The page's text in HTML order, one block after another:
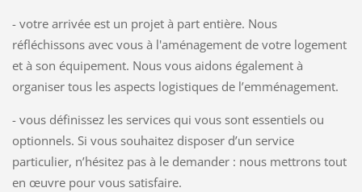
- votre arrivée est un projet à part entière. Nous
réfléchissons avec vous à l'aménagement de votre logement
et à son équipement. Nous vous aidons également à
organiser tous les aspects logistiques de l’emménagement.
- vous définissez les services qui vous sont essentiels ou
optionnels. Si vous souhaitez disposer d’un service
particulier, n’hésitez pas à le demander : nous mettrons tout
en œuvre pour vous satisfaire.